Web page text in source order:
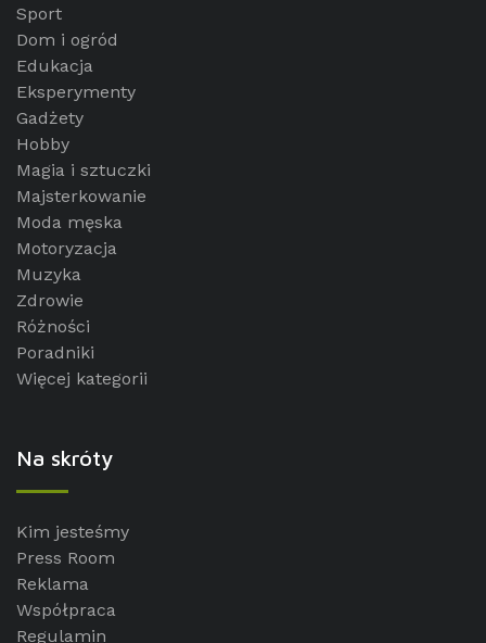
Sport
Dom i ogród
Edukacja
Eksperymenty
Gadżety
Hobby
Magia i sztuczki
Majsterkowanie
Moda męska
Motoryzacja
Muzyka
Zdrowie
Różności
Poradniki
Więcej kategorii
Na skróty
Kim jesteśmy
Press Room
Reklama
Współpraca
Regulamin